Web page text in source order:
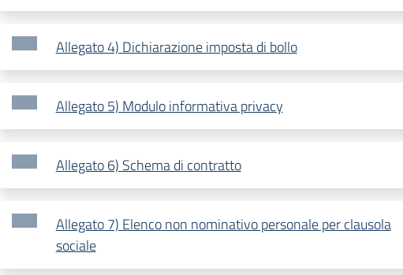
Allegato 4) Dichiarazione imposta di bollo
Allegato 5) Modulo informativa privacy
Allegato 6) Schema di contratto
Allegato 7) Elenco non nominativo personale per clausola
sociale